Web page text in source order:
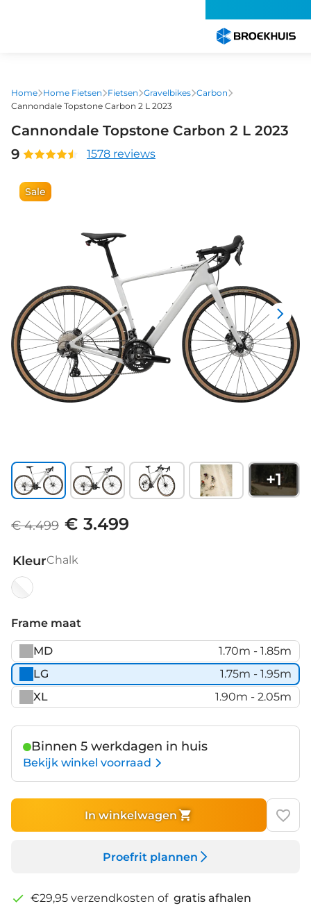
gaan
Home Home Fietsen Fietsen Gravelbikes Carbon
Cannondale Topstone Carbon 2 L 2023
Cannondale Topstone Carbon 2 L 2023
9
1578 reviews
Sale
+1
€ 4.499 € 3.499
KleurChalk
Frame maat
MD
1.70m - 1.85m
LG
1.75m - 1.95m
XL
1.90m - 2.05m
Binnen 5 werkdagen in huis
Bekijk winkel voorraad
In winkelwagen
Proefrit plannen
€29,95 verzendkosten of gratis afhalen